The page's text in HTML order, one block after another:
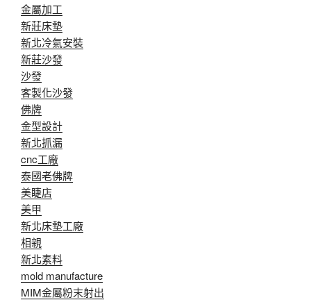
金屬加工
新莊床墊
新北冷氣安裝
新莊沙發
沙發
客製化沙發
佛牌
金型設計
新北抓漏
cnc工廠
泰國老佛牌
美睫店
美甲
新北床墊工廠
相親
新北素料
mold manufacture
MIM金屬粉末射出